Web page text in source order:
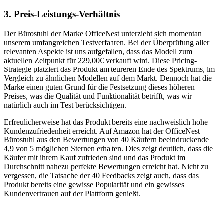
3. Preis-Leistungs-Verhältnis
Der Bürostuhl der Marke OfficeNest unterzieht sich momentan
unserem umfangreichen Testverfahren. Bei der Überprüfung aller
relevanten Aspekte ist uns aufgefallen, dass das Modell zum
aktuellen Zeitpunkt für 229,00€ verkauft wird. Diese Pricing-
Strategie platziert das Produkt am teureren Ende des Spektrums, im
Vergleich zu ähnlichen Modellen auf dem Markt. Dennoch hat die
Marke einen guten Grund für die Festsetzung dieses höheren
Preises, was die Qualität und Funktionalität betrifft, was wir
natürlich auch im Test berücksichtigen.
Erfreulicherweise hat das Produkt bereits eine nachweislich hohe
Kundenzufriedenheit erreicht. Auf Amazon hat der OfficeNest
Bürostuhl aus den Bewertungen von 40 Käufern beeindruckende
4,9 von 5 möglichen Sternen erhalten. Dies zeigt deutlich, dass die
Käufer mit ihrem Kauf zufrieden sind und das Produkt im
Durchschnitt nahezu perfekte Bewertungen erreicht hat. Nicht zu
vergessen, die Tatsache der 40 Feedbacks zeigt auch, dass das
Produkt bereits eine gewisse Popularität und ein gewisses
Kundenvertrauen auf der Plattform genießt.